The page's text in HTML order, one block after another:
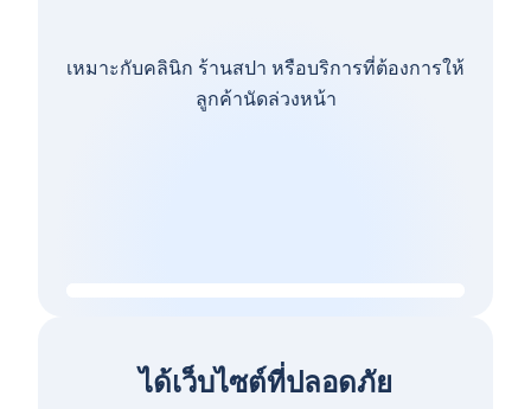
เหมาะกับคลินิก ร้านสปา หรือบริการที่ต้องการให้
ลูกค้านัดล่วงหน้า
ได้เว็บไซต์ที่ปลอดภัย